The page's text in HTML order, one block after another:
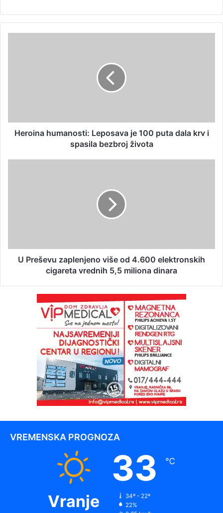
Heroina humanosti: Leposava je 100 puta dala krv i
spasila bezbroj života
U Preševu zaplenjeno više od 4.600 elektronskih
cigareta vrednih 5,5 miliona dinara
VREMENSKA PROGNOZA
Vranje
33 ℃
34º - 22º
22%